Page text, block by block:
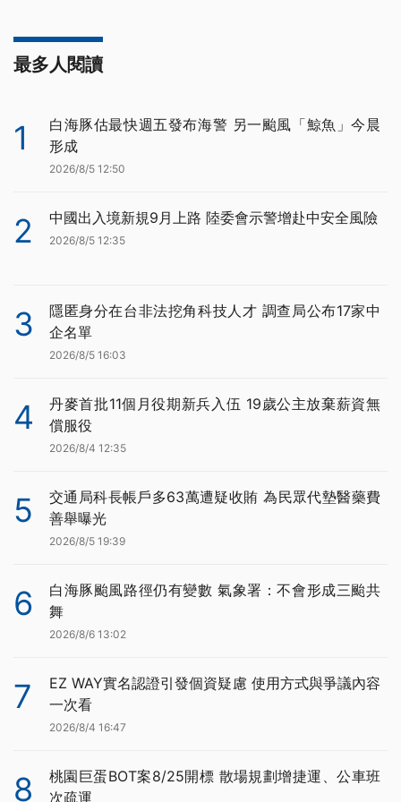
最多人閱讀
1
白海豚估最快週五發布海警 另一颱風「鯨魚」今晨
形成
2026/8/5 12:50
2 中國出入境新規9月上路 陸委會示警增赴中安全風險
2026/8/5 12:35
3
隱匿身分在台非法挖角科技人才 調查局公布17家中
企名單
2026/8/5 16:03
4
丹麥首批11個月役期新兵入伍 19歲公主放棄薪資無
償服役
2026/8/4 12:35
5
交通局科長帳戶多63萬遭疑收賄 為民眾代墊醫藥費
善舉曝光
2026/8/5 19:39
6
白海豚颱風路徑仍有變數 氣象署：不會形成三颱共
舞
2026/8/6 13:02
7
EZ WAY實名認證引發個資疑慮 使用方式與爭議內容
一次看
2026/8/4 16:47
8
桃園巨蛋BOT案8/25開標 散場規劃增捷運、公車班
次疏運